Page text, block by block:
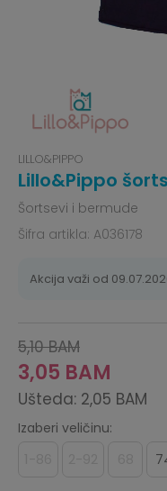
LILLO&PIPPO
Lillo&Pippo
Šortsevi i bermude
Šifra artikla: A036178
Akcija važi od
5,10 BAM
3,05 BAM
Ušteda: 2,05 BAM
Izaberi veličinu: